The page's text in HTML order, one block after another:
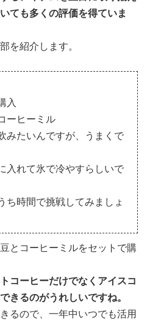
ても多くの評価を得ていま
を紹介します。
入
ーヒーミル
みたいんですが、うまくで
入れて氷で冷やすらしいで
ち時間で挑戦してみましょ
とコーヒーミルをセットで購
コーヒーだけでなくアイスコ
きるのがうれしいですね。
るので、一年中いつでも活用